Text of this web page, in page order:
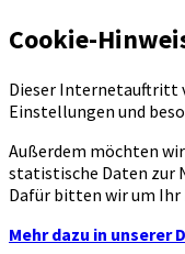
Cookie-
Dieser Internetauftritt
Einstellungen und
Außerdem möchten
statistische Daten zur
Dafür bitten wir um Ihr
Mehr dazu in